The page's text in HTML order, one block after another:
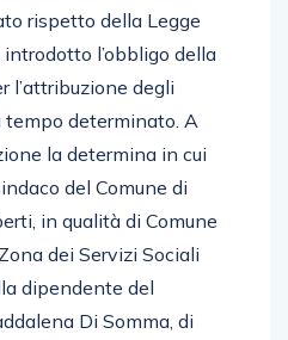
rispetto della Legge
l’obbligo della
l’attribuzione degli
determinato. A
la determina in cui
del Comune di
in qualità di Comune
dei Servizi Sociali
dipendente del
Di Somma, di